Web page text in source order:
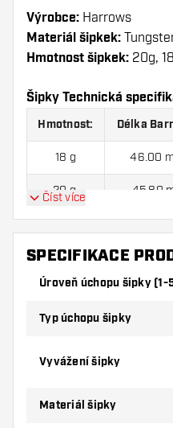
Výrobce: Harrows
Materiál šipkek:
Hmotnost šipkek: 20g,
Šipky Technická
Hmotnost: Délka
18 g 46.00
20 g 45.80
Harrows Supergrip 90%
v sadě.
Číst více
SPECIFIKACE
Úroveň úchopu šipky (1-
Typ úchopu šipky
Vyvážení šipky
Materiál šipky